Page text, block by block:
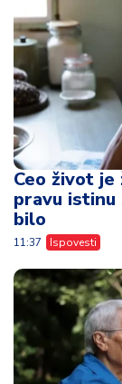
Ceo život je
pravu
bilo
11:37 Ispovesti